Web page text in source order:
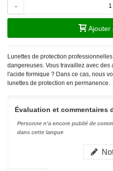
-
Ajouter
Lunettes de protection
dangereuses. Vous travaillez avec
l'acide formique ? Dans ce cas, nous
lunettes de protection en permanence.
Évaluation et commentaires
Personne n'a encore publié de
dans cette langue